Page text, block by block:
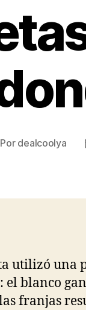
Por dealcoolya
utilizó una
blanco
franjas